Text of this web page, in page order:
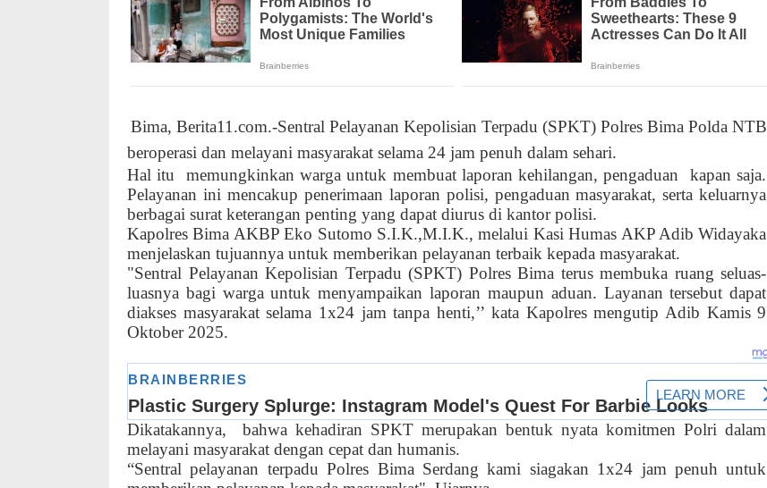
Bima, Berita11.com.-Sentral Pelayanan Kepolisian Terpadu (SPKT) Polres Bima Polda NTB
beroperasi dan melayani masyarakat selama 24 jam penuh dalam sehari.
Hal itu
memungkinkan warga untuk membuat laporan kehilangan, pengaduan
kapan saja.
Pelayanan ini mencakup penerimaan laporan polisi, pengaduan masyarakat, serta keluarnya
berbagai surat keterangan penting yang dapat diurus di kantor polisi.
Kapolres Bima AKBP Eko Sutomo S.I.K.,M.I.K., melalui Kasi Humas AKP Adib Widayaka
menjelaskan tujuannya untuk memberikan pelayanan terbaik kepada masyarakat.
"Sentral Pelayanan Kepolisian Terpadu (SPKT) Polres Bima terus membuka ruang seluas-
luasnya bagi warga untuk menyampaikan laporan maupun aduan. Layanan tersebut dapat
diakses masyarakat selama 1x24 jam tanpa henti,’’ kata Kapolres mengutip Adib Kamis 9
Oktober 2025.
Dikatakannya,
bahwa kehadiran SPKT merupakan bentuk nyata komitmen Polri dalam
melayani masyarakat dengan cepat dan humanis.
“Sentral pelayanan terpadu Polres Bima Serdang kami siagakan 1x24 jam penuh untuk